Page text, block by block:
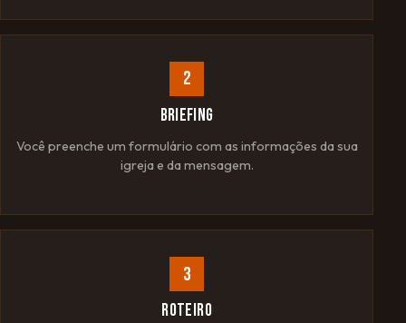
2
BRIEFING
Você preenche um formulário com as informações da sua
igreja e da mensagem.
3
ROTEIRO